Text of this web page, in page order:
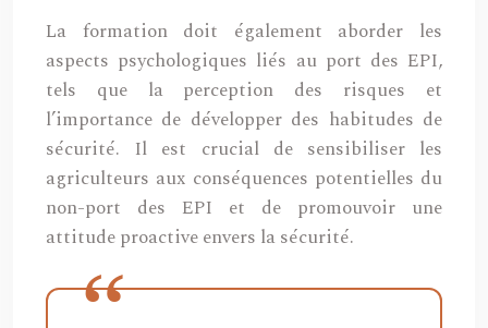
La formation doit également aborder les
aspects psychologiques liés au port des EPI,
tels que la perception des risques et
l’importance de développer des habitudes de
sécurité. Il est crucial de sensibiliser les
agriculteurs aux conséquences potentielles du
non-port des EPI et de promouvoir une
attitude proactive envers la sécurité.